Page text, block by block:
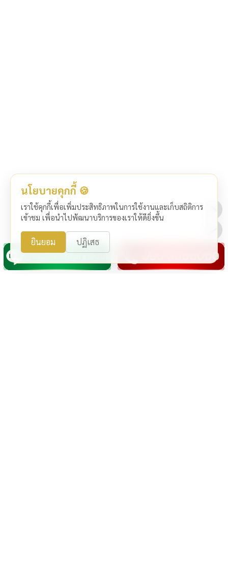
นโยบายคุกกี้ 🍪
เราใช้คุกกี้เพื่อเพิ่มประสิทธิภาพในการใช้งานและเก็บสถิติการ
เข้าชม เพื่อนำไปพัฒนาบริการของเราให้ดียิ่งขึ้น
ยินยอม ปฏิเสธ